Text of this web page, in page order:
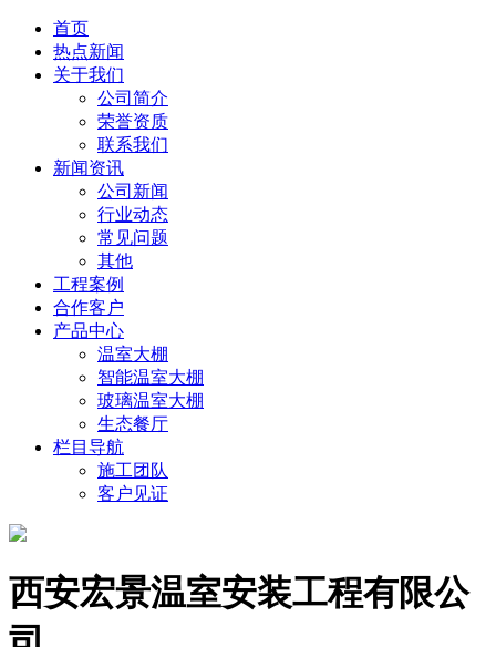
首页
热点新闻
关于我们
公司简介
荣誉资质
联系我们
新闻资讯
公司新闻
行业动态
常见问题
其他
工程案例
合作客户
产品中心
温室大棚
智能温室大棚
玻璃温室大棚
生态餐厅
栏目导航
施工团队
客户见证
西安宏景温室安装工程有限公